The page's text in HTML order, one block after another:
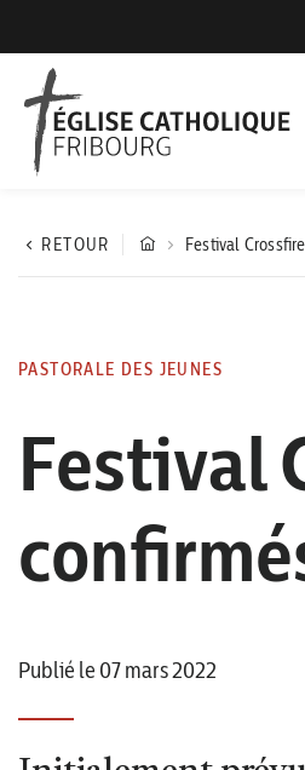
RETOUR Festival
PASTORALE DES JEUNES
Festival
Publié le 07 mars 2022